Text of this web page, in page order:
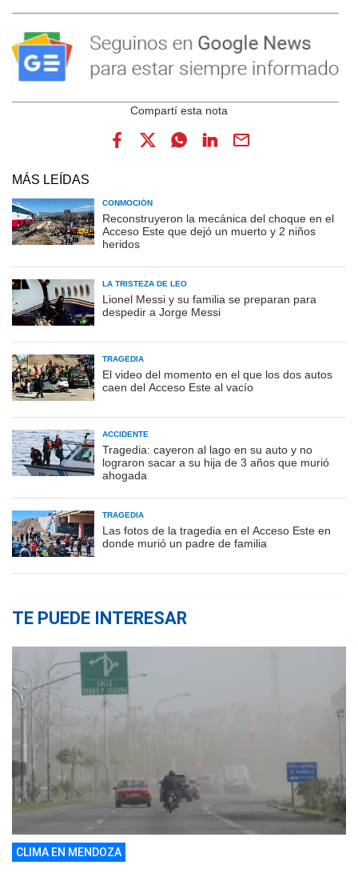
MÁS LEÍDAS
CONMOCIÓN
Reconstruyeron la mecánica del choque en el
Acceso Este que dejó un muerto y 2 niños
heridos
LA TRISTEZA DE LEO
Lionel Messi y su familia se preparan para
despedir a Jorge Messi
TRAGEDIA
El video del momento en el que los dos autos
caen del Acceso Este al vacío
ACCIDENTE
Tragedia: cayeron al lago en su auto y no
lograron sacar a su hija de 3 años que murió
ahogada
TRAGEDIA
Las fotos de la tragedia en el Acceso Este en
donde murió un padre de familia
TE PUEDE INTERESAR
CLIMA EN MENDOZA